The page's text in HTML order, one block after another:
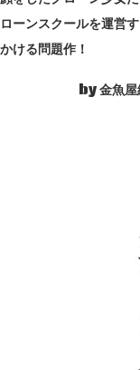
ーンスクールを運営
ける問題作！
by 金魚屋